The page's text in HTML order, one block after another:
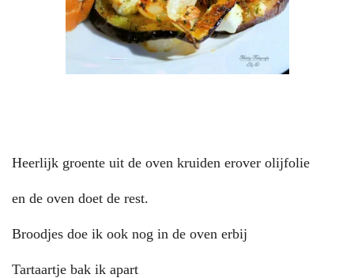
Heerlijk groente uit de oven kruiden erover olijfolie
en de oven doet de rest.
Broodjes doe ik ook nog in de oven erbij
Tartaartje bak ik apart